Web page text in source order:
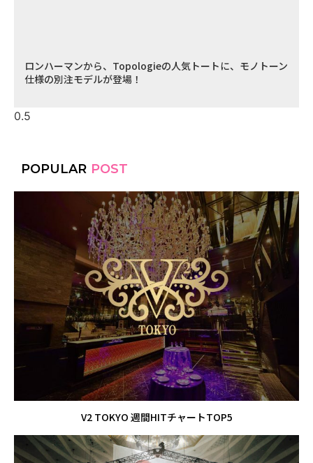
ロンハーマンから、Topologieの人気トートに、モノトーン
仕様の別注モデルが登場！
POPULAR POST
V2 TOKYO 週間HITチャートTOP5